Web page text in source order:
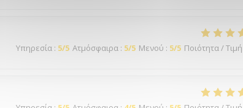
Υπηρεσία : 5/5 Ατμόσφαιρα : 5/5 Μενού : 5/5 Ποιότητα / Τιμή